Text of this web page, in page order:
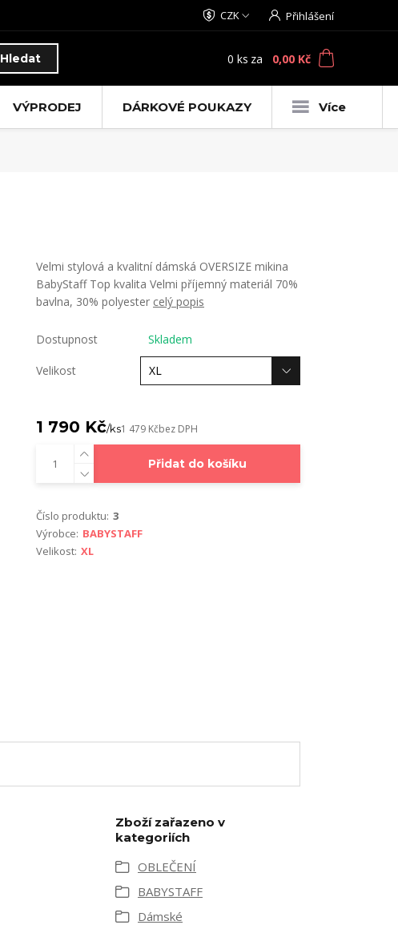
CZK Přihlášení
Hledat 0 ks za 0,00 Kč
VÝPRODEJ DÁRKOVÉ POUKAZY Více
Velmi stylová a kvalitní dámská OVERSIZE mikina
BabyStaff Top kvalita Velmi příjemný materiál 70%
bavlna, 30% polyester celý popis
Dostupnost Skladem
Velikost
1 790 Kč/ks1 479 Kčbez DPH
Přidat do košíku
Číslo produktu: 3
Výrobce: BABYSTAFF
Velikost: XL
Zboží zařazeno v
kategoriích
OBLEČENÍ
BABYSTAFF
Dámské